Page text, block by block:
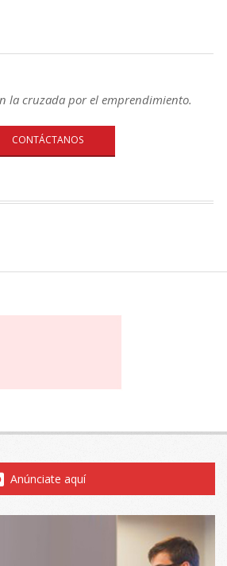
la cruzada por el emprendimiento.
CONTÁCTANOS
Anúnciate aquí